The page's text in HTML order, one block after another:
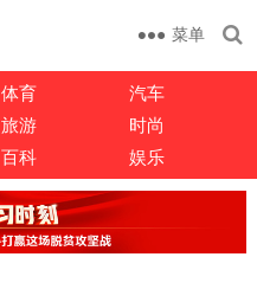
菜单
体育
汽车
旅游
时尚
百科 娱乐